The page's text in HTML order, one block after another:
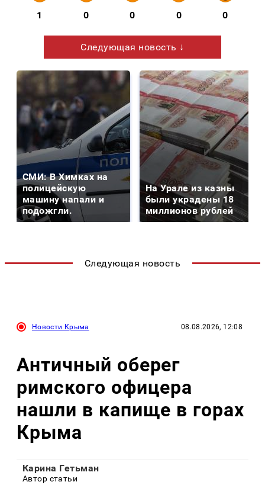
1 0 0 0 0
Следующая новость ↓
СМИ: В Химках на
полицейскую
машину напали и
подожгли.
На Урале из казны
были украдены 18
миллионов рублей
Следующая новость
Новости Крыма 08.08.2026, 12:08
Античный оберег
римского офицера
нашли в капище в горах
Крыма
Карина Гетьман
Автор статьи